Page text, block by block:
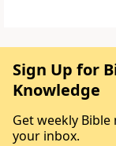
Sign Up for
Knowledge
Get weekly
your inbox.